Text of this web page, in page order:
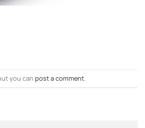
you can post a comment.